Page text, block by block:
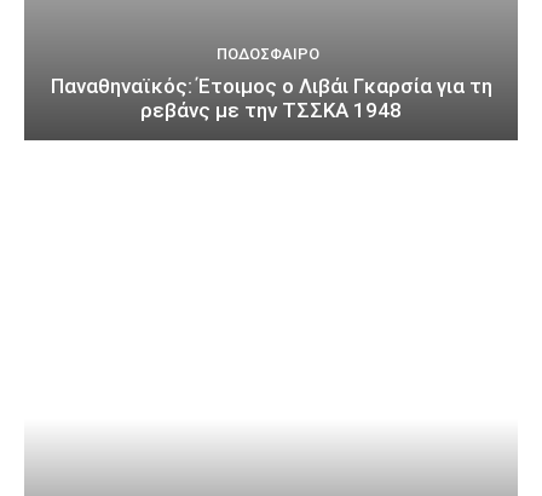
ΠΟΔΌΣΦΑΙΡΟ
Παναθηναϊκός: Έτοιμος ο Λιβάι Γκαρσία για τη
ρεβάνς με την ΤΣΣΚΑ 1948